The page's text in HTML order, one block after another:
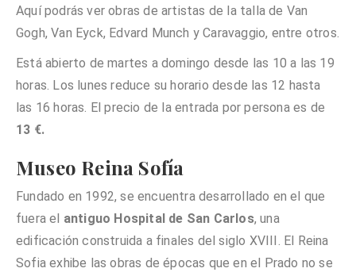
Aquí podrás ver obras de artistas de la talla de Van
Gogh, Van Eyck, Edvard Munch y Caravaggio, entre otros.
Está abierto de martes a domingo desde las 10 a las 19
horas. Los lunes reduce su horario desde las 12 hasta
las 16 horas. El precio de la entrada por persona es de
13 €.
Museo Reina Sofía
Fundado en 1992, se encuentra desarrollado en el que
fuera el antiguo Hospital de San Carlos, una
edificación construida a finales del siglo XVIII. El Reina
Sofia exhibe las obras de épocas que en el Prado no se